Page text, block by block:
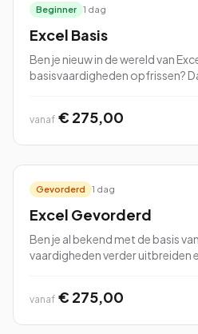
Beginner 1 dag
Excel Basis
Ben je nieuw in de wereld van
basisvaardigheden opfrissen?
vanaf € 275,00
Gevorderd 1 dag
Excel Gevorderd
Ben je al bekend met de basis
vaardigheden verder uitbreiden
vanaf € 275,00